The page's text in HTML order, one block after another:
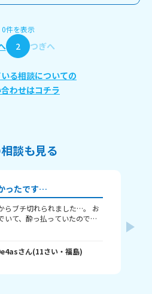
0件を表示
2 つぎへ
る相談についての
わせはコチラ
談も見る
ったです…
ブチ切れられました…。 お
いて、酔っ払っていたのです
し方など) それで昨日、また
い何度もイライラした声を出
んが怒って来て、お母さん
さん(11さい・ 福島)